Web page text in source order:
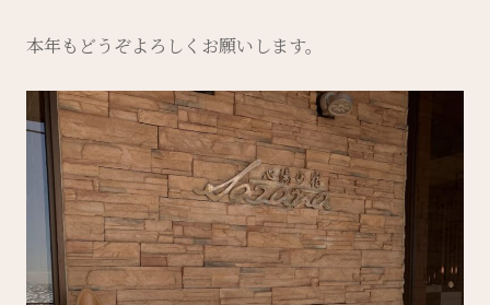
本年もどうぞよろしくお願いします。